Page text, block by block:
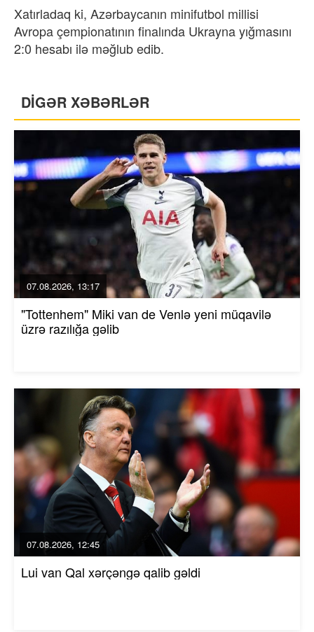
Xatırladaq ki, Azərbaycanın minifutbol millisi
Avropa çempionatının finalında Ukrayna yığmasını
2:0 hesabı ilə məğlub edib.
DİGƏR XƏBƏRLƏR
07.08.2026, 13:17
"Tottenhem" Miki van de Venlə yeni müqavilə
üzrə razılığa gəlib
07.08.2026, 12:45
Lui van Qal xərçəngə qalib gəldi